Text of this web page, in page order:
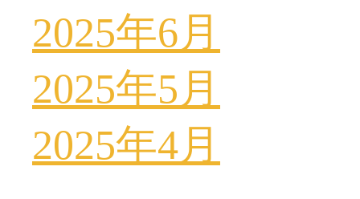
2025年6月
2025年5月
2025年4月